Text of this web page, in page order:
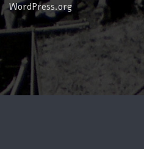
WordPress.org